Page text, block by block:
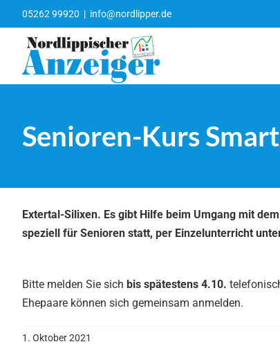
Inhalt
springen
05262 99920 | info@nordlipper.de
Senioren-Kurs
Extertal-Silixen. Es gibt Hilfe beim Umgang mit
speziell für Senioren statt, per Einzelunterricht
Bitte melden Sie sich bis spätestens 4.10.
Ehepaare können sich gemeinsam anmelden.
1. Oktober 2021